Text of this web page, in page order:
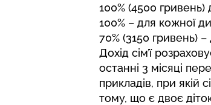
100% (4500 гривень)
100% – для кожної
70% (3150 гривень)
Дохід сім’ї
останні 3 місяці
прикладів, при якій
тому, що є двоє